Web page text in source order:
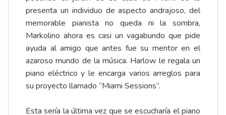
presenta un individuo de aspecto andrajoso, del
memorable pianista no queda ni la sombra,
Markolino ahora es casi un vagabundo que pide
ayuda al amigo que antes fue su mentor en el
azaroso mundo de la música. Harlow le regala un
piano eléctrico y le encarga varios arreglos para
su proyecto llamado “Miami Sessions”.
Esta sería la última vez que se escucharía el piano